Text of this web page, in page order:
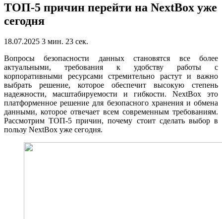
ТОП-5 причин перейти на NextBox уже
сегодня
18.07.2025 3 мин. 23 сек.
Вопросы безопасности данных становятся все более
актуальными, требования к удобству работы с
корпоративными ресурсами стремительно растут и важно
выбрать решение, которое обеспечит высокую степень
надежности, масштабируемости и гибкости. NextBox это
платформенное решение для безопасного хранения и обмена
данными, которое отвечает всем современным требованиям.
Рассмотрим ТОП-5 причин, почему стоит сделать выбор в
пользу NextBox уже сегодня.